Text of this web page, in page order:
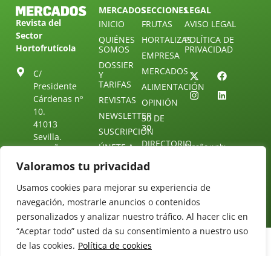
Valoramos tu privacidad
Usamos cookies para mejorar su experiencia de
navegación, mostrarle anuncios o contenidos
personalizados y analizar nuestro tráfico. Al hacer clic en
“Aceptar todo” usted da su consentimiento a nuestro uso
de las cookies. Política de cookies
Revista del
Sector
Hortofrutícola
C/
Presidente
Cárdenas nº
10.
41013
Sevilla.
ESPAÑA
Tel: (+34) 954
redaccion@revistamercados.com
MERCADOS
INICIO
QUIÉNES
SOMOS
DOSSIER
Y
TARIFAS
REVISTAS
NEWSLETTER
SUSCRIPCIÓN
ÚNETE A
TELEGRAM
CONTACTO
SECCIONES
FRUTAS
HORTALIZAS
EMPRESA
MERCADOS
ALIMENTACIÓN
OPINIÓN
30 DE
30
DIRECTORIO
LEGAL
AVISO LEGAL
POLÍTICA DE
PRIVACIDAD
Diseño web: